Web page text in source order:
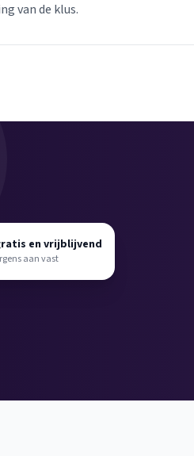
van de klus.
en vrijblijvend
aan vast